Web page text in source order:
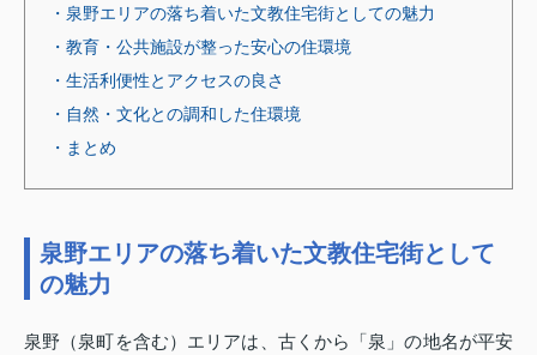
・泉野エリアの落ち着いた文教住宅街としての魅力
・教育・公共施設が整った安心の住環境
・生活利便性とアクセスの良さ
・自然・文化との調和した住環境
・まとめ
泉野エリアの落ち着いた文教住宅街として
の魅力
泉野（泉町を含む）エリアは、古くから「泉」の地名が平安